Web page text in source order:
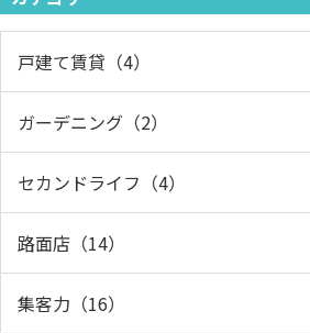
戸建て賃貸（4）
ガーデニング（2）
セカンドライフ（4）
路面店（14）
集客力（16）